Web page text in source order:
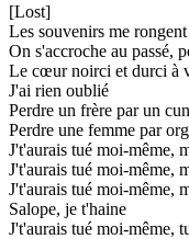
[Lost]
Les souvenirs me
On s'accroche au passé,
Le cœur noirci et durci à
J'ai rien oublié
Perdre un frère par un
Perdre une femme par
J't'aurais tué moi-même,
J't'aurais tué moi-même,
J't'aurais tué moi-même,
Salope, je t'haine
J't'aurais tué moi-même,